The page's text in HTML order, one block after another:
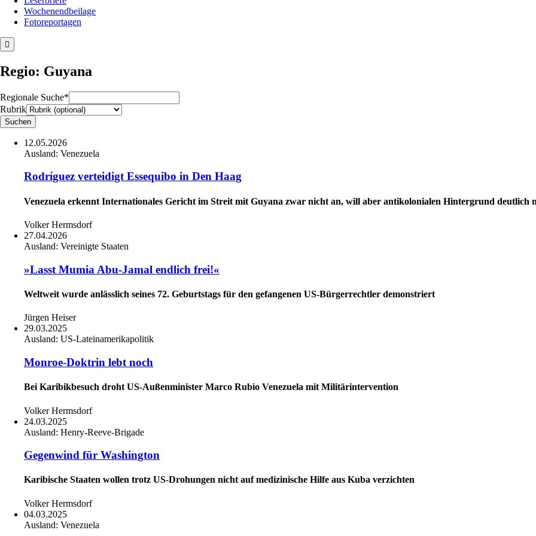
Wochenendbeilage
Fotoreportagen
Regio: Guyana
Regionale Suche*
Rubrik
12.05.2026
Ausland: Venezuela
Rodríguez verteidigt Essequibo in Den Haag
Venezuela erkennt Internationales Gericht im Streit mit Guyana zwar nicht an, will aber antikolonialen Hintergrund deutlich
Volker Hermsdorf
27.04.2026
Ausland: Vereinigte Staaten
»Lasst Mumia Abu-Jamal endlich frei!«
Weltweit wurde anlässlich seines 72. Geburtstags für den gefangenen US-Bürgerrechtler demonstriert
Jürgen Heiser
29.03.2025
Ausland: US-Lateinamerikapolitik
Monroe-Doktrin lebt noch
Bei Karibikbesuch droht US-Außenminister Marco Rubio Venezuela mit Militärintervention
Volker Hermsdorf
24.03.2025
Ausland: Henry-Reeve-Brigade
Gegenwind für Washington
Karibische Staaten wollen trotz US-Drohungen nicht auf medizinische Hilfe aus Kuba verzichten
Volker Hermsdorf
04.03.2025
Ausland: Venezuela